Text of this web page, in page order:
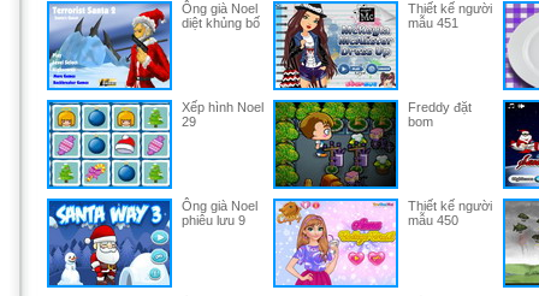
Ông già Noel
diệt khủng bố
Thiết kế người
mẫu 451
Xếp hình Noel
29
Freddy đặt
bom
Ông già Noel
phiêu lưu 9
Thiết kế người
mẫu 450